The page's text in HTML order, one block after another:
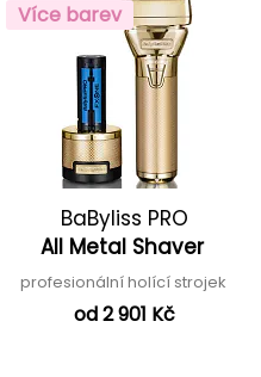
Více barev
BaByliss PRO
All Metal Shaver
profesionální holící strojek
od 2 901 Kč